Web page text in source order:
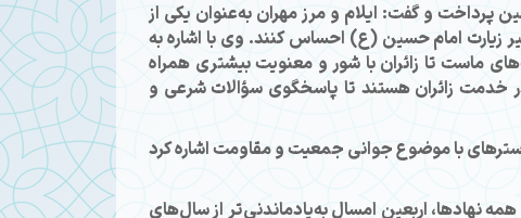
پرداخت و گفت: ایلام و مرز مهران به‌عنوان یکی از
زیارت امام حسین (ع) احساس کنند. وی با اشاره به
از اولویت‌های ماست تا زائران با شور و معنویت بیشتری همراه
شبانه‌روزی در خدمت زائران هستند تا پاسخگوی سؤالات شرعی و
با موضوع جوانی جمعیت و مقاومت اشاره کرد
نهادها، اربعین امسال به‌یادماندنی‌تر از سال‌های